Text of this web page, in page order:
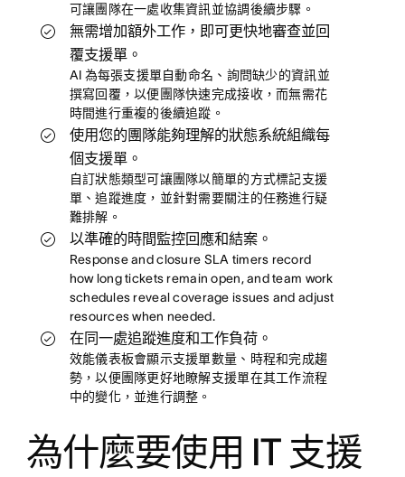
可讓團隊在一處收集資訊並協調後續步驟。
無需增加額外工作，即可更快地審查並回
覆支援單。
AI 為每張支援單自動命名、詢問缺少的資訊並
撰寫回覆，以便團隊快速完成接收，而無需花
時間進行重複的後續追蹤。
使用您的團隊能夠理解的狀態系統組織每
個支援單。
自訂狀態類型可讓團隊以簡單的方式標記支援
單、追蹤進度，並針對需要關注的任務進行疑
難排解。
以準確的時間監控回應和結案。
Response and closure SLA timers record
how long tickets remain open, and team work
schedules reveal coverage issues and adjust
resources when needed.
在同一處追蹤進度和工作負荷。
效能儀表板會顯示支援單數量、時程和完成趨
勢，以便團隊更好地瞭解支援單在其工作流程
中的變化，並進行調整。
為什麼要使用 IT 支援